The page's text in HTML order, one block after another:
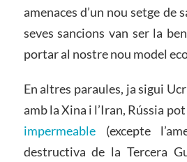
amenaces d’un nou setge de
seves sancions van ser la
portar al nostre nou model
En altres paraules, ja sigui
amb la Xina i l’Iran, Rússia
impermeable (excepte
destructiva de la Tercera